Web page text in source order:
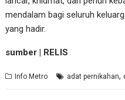
mendalam bagi seluruh
yang hadir.
sumber | RELIS
Info Metro adat pernikahan,